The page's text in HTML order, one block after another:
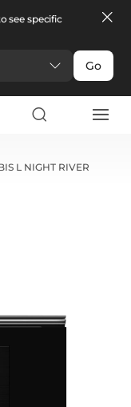
see specific
Go
L NIGHT RIVER